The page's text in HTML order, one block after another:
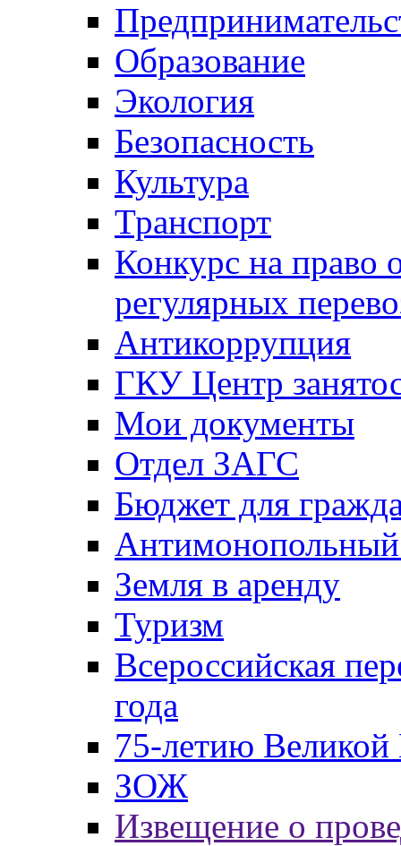
Образование
Экология
Безопасность
Культура
Транспорт
Конкурс на право
регулярных
Антикоррупция
ГКУ Центр
Мои документы
Отдел ЗАГС
Бюджет для
Антимонопольный
Земля в аренду
Туризм
Всероссийская
года
75-летию
ЗОЖ
Извещение о